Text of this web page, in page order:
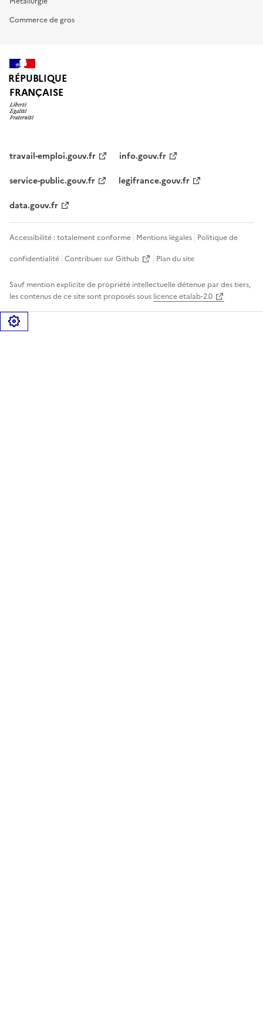
Commerce de gros
RÉPUBLIQUE
FRANÇAISE
travail-emploi.gouv.fr
info.gouv.fr
service-public.gouv.fr
legifrance.gouv.fr
data.gouv.fr
Accessibilité : totalement conforme Mentions légales Politique de
confidentialité Contribuer sur Github Plan du site
Sauf mention explicite de propriété intellectuelle détenue par des tiers,
les contenus de ce site sont proposés sous licence etalab-2.0
Gérer les cookies